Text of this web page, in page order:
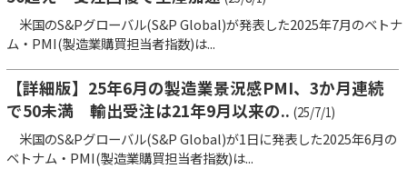
米国のS&Pグローバル(S&P Global)が発表した2025年7月のベトナ
ム・PMI(製造業購買担当者指数)は...
【詳細版】25年6月の製造業景況感PMI、3か月連続
で50未満 輸出受注は21年9月以来の.. (25/7/1)
米国のS&Pグローバル(S&P Global)が1日に発表した2025年6月の
ベトナム・PMI(製造業購買担当者指数)は...